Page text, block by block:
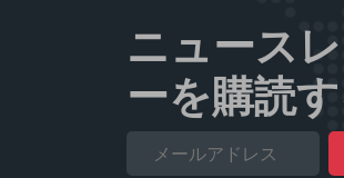
ニュース
ーを購読